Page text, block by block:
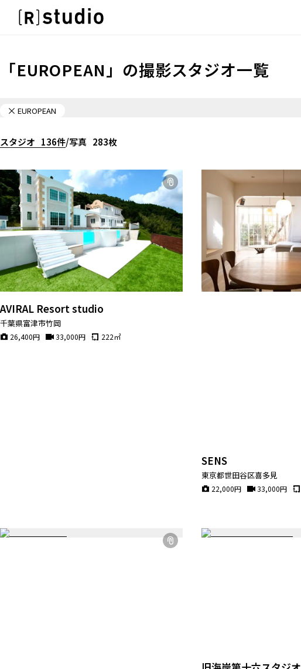
IMAGE
雰囲気で探したい
ひとつのスタジオであれもこれも
LOCATION
カフェやオフィスなどロケシーンも
SIZE&PRICE
広さと利用料金で探す
ALL FILTER
すべての選択肢からスタジオを探す
スタジオを探す
SCENE
LOCATION
SIZE&PRICE
広さと利用料金で探す
ALL FILTER
すべての選択肢からスタジオを探す
スタジオ一覧
マップから探す
お気に入り
特集
[R]studioについて
「EUROPEAN」の撮影スタジオ一覧
EUROPEAN
スタジオ 136件/写真 283枚
AVIRAL Resort studio
千葉県富津市竹岡
26,400円 33,000円 222㎡
SENS
東京都世田谷区喜多見
22,000円 33,000円